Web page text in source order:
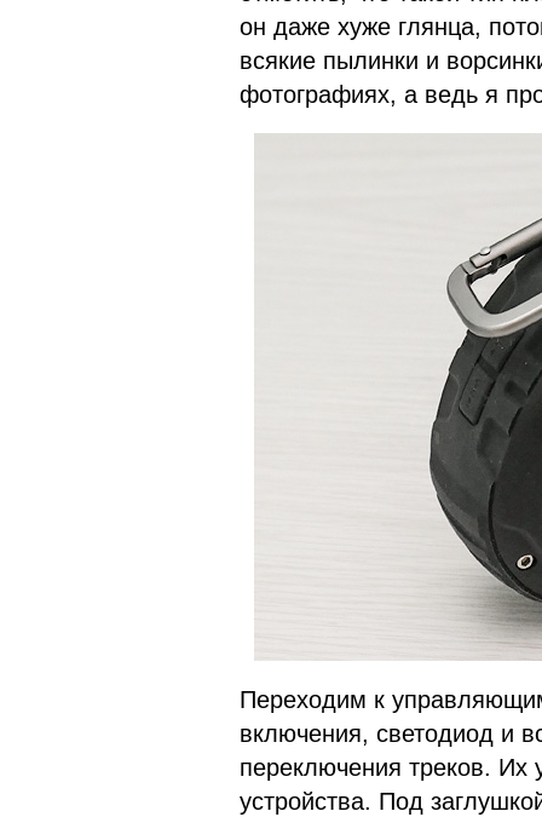
он даже хуже глянца,
всякие пылинки и
фотографиях, а ведь я
Переходим к
включения, светодиод и
переключения треков. Их
устройства. Под